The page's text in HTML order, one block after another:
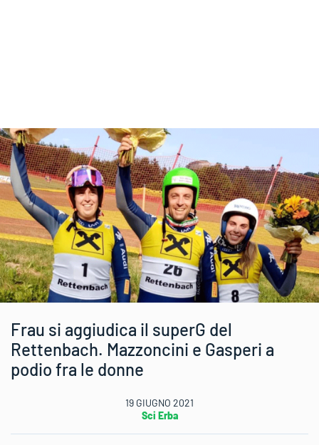
Frau si aggiudica il superG del
Rettenbach. Mazzoncini e Gasperi a
podio fra le donne
19 GIUGNO 2021
Sci Erba